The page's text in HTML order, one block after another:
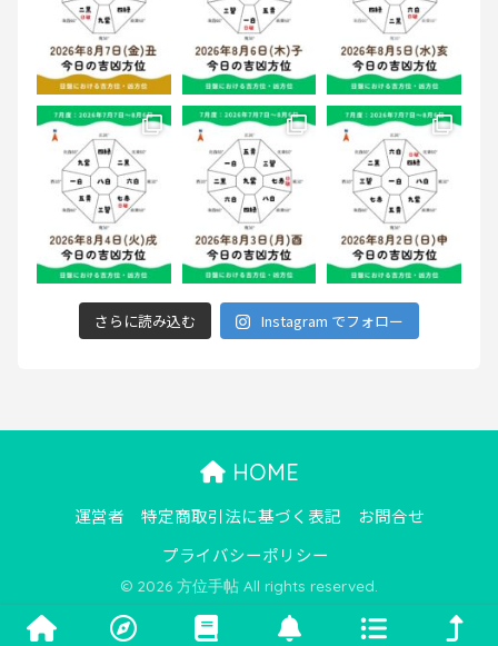
さらに読み込む Instagram でフォロー
HOME
運営者 特定商取引法に基づく表記
お問合せ
プライバシーポリシー
© 2026 方位手帖 All rights reserved.